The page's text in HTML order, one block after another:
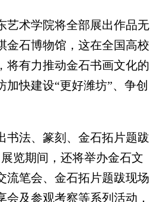
术学院将全部展出作品无
金石博物馆，这在全国高校
将有力推动金石书画文化的
加快建设“更好潍坊”、争创
法、篆刻、金石拓片题跋
览期间，还将举办金石文
流笔会、金石拓片题跋现场
会及参观考察等系列活动，